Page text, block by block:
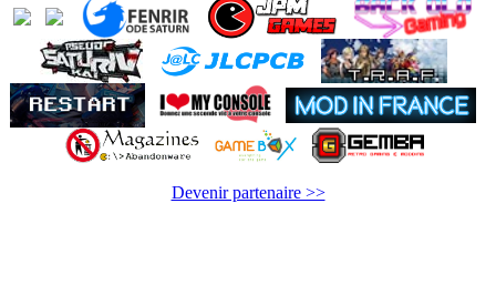
Devenir partenaire >>